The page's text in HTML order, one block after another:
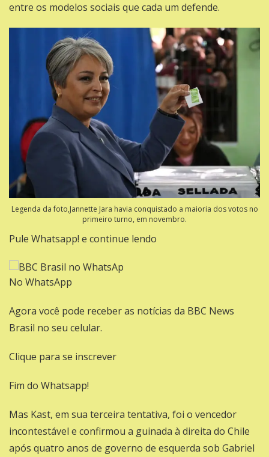
entre os modelos sociais que cada um defende.
Legenda da foto,Jannette Jara havia conquistado a maioria dos votos no
primeiro turno, em novembro.
Pule Whatsapp! e continue lendo
No WhatsApp
Agora você pode receber as notícias da BBC News
Brasil no seu celular.
Clique para se inscrever
Fim do Whatsapp!
Mas Kast, em sua terceira tentativa, foi o vencedor
incontestável e confirmou a guinada à direita do Chile
após quatro anos de governo de esquerda sob Gabriel